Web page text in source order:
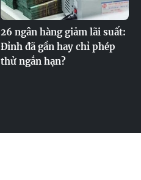
26 ngân hàng giảm lãi suất:
Đỉnh đã gần hay chỉ phép
thử ngắn hạn?